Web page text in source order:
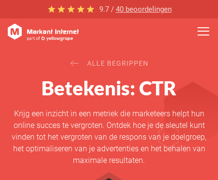
9.7 / 40 beoordelingen
ALLE BEGRIPPEN
Betekenis: CTR
Krijg een inzicht in een metriek die marketeers helpt hun
online succes te vergroten. Ontdek hoe je de sleutel kunt
vinden tot het vergroten van de respons van je doelgroep,
het optimaliseren van je advertenties en het behalen van
maximale resultaten.